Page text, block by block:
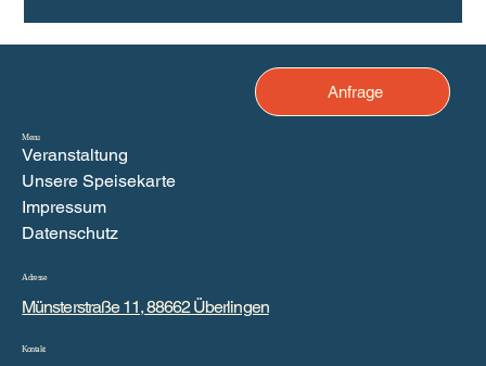
Anfrage
Menu
Veranstaltung
Unsere Speisekarte
Impressum
Datenschutz
Adresse
Münsterstraße 11, 88662 Überlingen
Kontakt